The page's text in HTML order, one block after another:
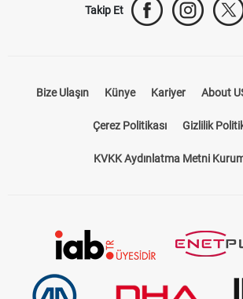
Künye Kariyer About
Çerez Politikası Gizlilik